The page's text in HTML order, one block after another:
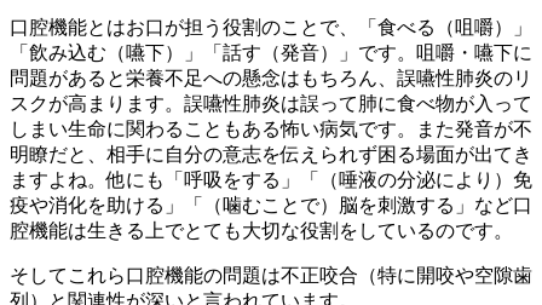
口腔機能とはお口が担う役割のことで、「食べる（咀嚼）」
「飲み込む（嚥下）」「話す（発音）」です。咀嚼・嚥下に
問題があると栄養不足への懸念はもちろん、誤嚥性肺炎のリ
スクが高まります。誤嚥性肺炎は誤って肺に食べ物が入って
しまい生命に関わることもある怖い病気です。また発音が不
明瞭だと、相手に自分の意志を伝えられず困る場面が出てき
ますよね。他にも「呼吸をする」「（唾液の分泌により）免
疫や消化を助ける」「（噛むことで）脳を刺激する」など口
腔機能は生きる上でとても大切な役割をしているのです。
そしてこれら口腔機能の問題は不正咬合（特に開咬や空隙歯
列）と関連性が深いと言われています。